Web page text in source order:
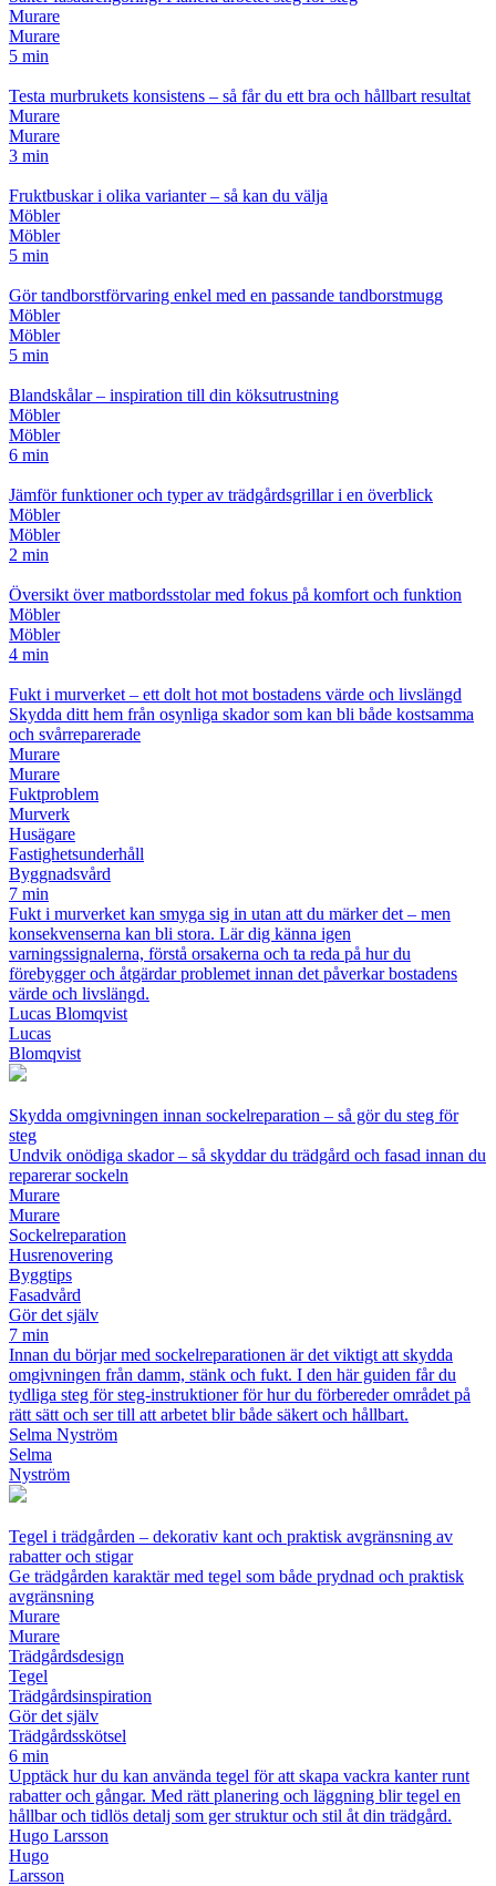
Murare
Murare
5 min
Testa murbrukets konsistens – så får du ett bra och hållbart resultat
Murare
Murare
3 min
Fruktbuskar i olika varianter – så kan du välja
Möbler
Möbler
5 min
Gör tandborstförvaring enkel med en passande tandborstmugg
Möbler
Möbler
5 min
Blandskålar – inspiration till din köksutrustning
Möbler
Möbler
6 min
Jämför funktioner och typer av trädgårdsgrillar i en överblick
Möbler
Möbler
2 min
Översikt över matbordsstolar med fokus på komfort och funktion
Möbler
Möbler
4 min
Fukt i murverket – ett dolt hot mot bostadens värde och livslängd
Skydda ditt hem från osynliga skador som kan bli både kostsamma
och svårreparerade
Murare
Murare
Fuktproblem
Murverk
Husägare
Fastighetsunderhåll
Byggnadsvård
7 min
Fukt i murverket kan smyga sig in utan att du märker det – men
konsekvenserna kan bli stora. Lär dig känna igen
varningssignalerna, förstå orsakerna och ta reda på hur du
förebygger och åtgärdar problemet innan det påverkar bostadens
värde och livslängd.
Lucas Blomqvist
Lucas
Blomqvist
Skydda omgivningen innan sockelreparation – så gör du steg för
steg
Undvik onödiga skador – så skyddar du trädgård och fasad innan du
reparerar sockeln
Murare
Murare
Sockelreparation
Husrenovering
Byggtips
Fasadvård
Gör det själv
7 min
Innan du börjar med sockelreparationen är det viktigt att skydda
omgivningen från damm, stänk och fukt. I den här guiden får du
tydliga steg för steg-instruktioner för hur du förbereder området på
rätt sätt och ser till att arbetet blir både säkert och hållbart.
Selma Nyström
Selma
Nyström
Tegel i trädgården – dekorativ kant och praktisk avgränsning av
rabatter och stigar
Ge trädgården karaktär med tegel som både prydnad och praktisk
avgränsning
Murare
Murare
Trädgårdsdesign
Tegel
Trädgårdsinspiration
Gör det själv
Trädgårdsskötsel
6 min
Upptäck hur du kan använda tegel för att skapa vackra kanter runt
rabatter och gångar. Med rätt planering och läggning blir tegel en
hållbar och tidlös detalj som ger struktur och stil åt din trädgård.
Hugo Larsson
Hugo
Larsson